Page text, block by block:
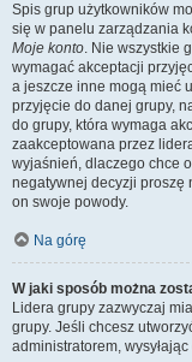
Spis grup użytkowników
się w panelu zarządzania
Moje konto. Nie wszystkie
wymagać akceptacji
a jeszcze inne mogą mieć
przyjęcie do danej grupy,
do grupy, która wymaga
zaakceptowana przez
wyjaśnień, dlaczego chce
negatywnej decyzji proszę
on swoje powody.
Na górę
W jaki sposób można
Lidera grupy zazwyczaj
grupy. Jeśli chcesz
administratorem,